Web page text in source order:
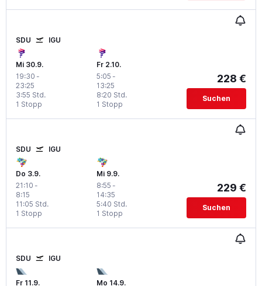
SDU IGU
Mi 30.9.
19:30 -
23:25
1 Stopp
3:55 Std.
Fr 2.10.
5:05 -
13:25
1 Stopp
8:20 Std.
228 €
Suchen
SDU IGU
Do 3.9.
21:10 -
8:15
1 Stopp
11:05 Std.
Mi 9.9.
8:55 -
14:35
1 Stopp
5:40 Std.
229 €
Suchen
SDU IGU
Fr 11.9.
Mo 14.9.